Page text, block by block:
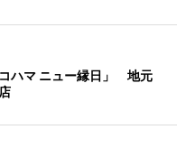
ハマ ニュー縁日」 地元